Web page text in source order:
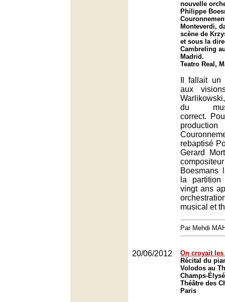
nouvelle
Philippe
Monteverdi,
scène de
et sous la
Cambreling
Madrid.
Teatro Real,
Il fallait un
aux
du
correct.
rebaptisé
Gerard
Boesmans
la partition
vingt ans
musical et
Par Mehdi
20/06/2012
On croyait
Récital du
Volodos au
Champs-
Théâtre des
Paris